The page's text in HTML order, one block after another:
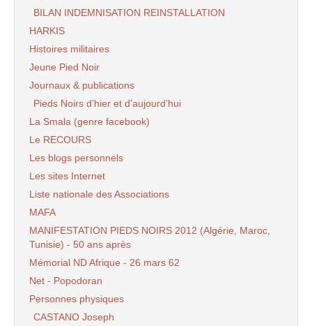
BILAN INDEMNISATION REINSTALLATION
HARKIS
Histoires militaires
Jeune Pied Noir
Journaux & publications
Pieds Noirs d’hier et d’aujourd’hui
La Smala (genre facebook)
Le RECOURS
Les blogs personnels
Les sites Internet
Liste nationale des Associations
MAFA
MANIFESTATION PIEDS NOIRS 2012 (Algérie, Maroc,
Tunisie) - 50 ans après
Mémorial ND Afrique - 26 mars 62
Net - Popodoran
Personnes physiques
CASTANO Joseph